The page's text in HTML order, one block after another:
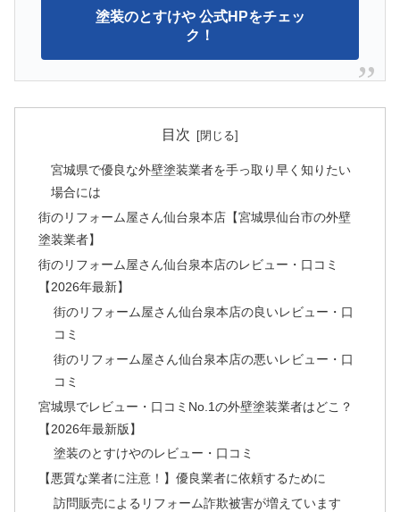
塗装のとすけや 公式HPをチェッ
ク！
目次
宮城県で優良な外壁塗装業者を手っ取り早く知りたい
場合には
街のリフォーム屋さん仙台泉本店【宮城県仙台市の外壁
塗装業者】
街のリフォーム屋さん仙台泉本店のレビュー・口コミ
【2026年最新】
街のリフォーム屋さん仙台泉本店の良いレビュー・口
コミ
街のリフォーム屋さん仙台泉本店の悪いレビュー・口
コミ
宮城県でレビュー・口コミNo.1の外壁塗装業者はどこ？
【2026年最新版】
塗装のとすけやのレビュー・口コミ
【悪質な業者に注意！】優良業者に依頼するために
訪問販売によるリフォーム詐欺被害が増えています